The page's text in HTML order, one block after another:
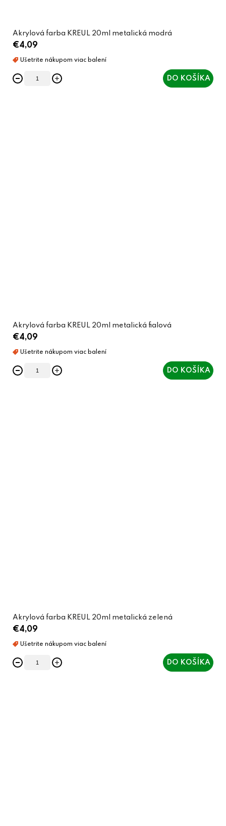
Akrylová farba KREUL 20ml metalická modrá
€4,09
DO KOŠÍKA
Akrylová farba KREUL 20ml metalická fialová
€4,09
DO KOŠÍKA
Akrylová farba KREUL 20ml metalická zelená
€4,09
DO KOŠÍKA